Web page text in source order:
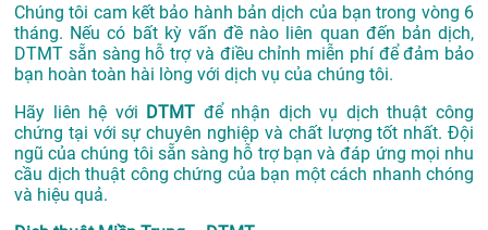
Chúng tôi cam kết bảo hành bản dịch của bạn trong vòng 6
tháng. Nếu có bất kỳ vấn đề nào liên quan đến bản dịch,
DTMT sẵn sàng hỗ trợ và điều chỉnh miễn phí để đảm bảo
bạn hoàn toàn hài lòng với dịch vụ của chúng tôi.
Hãy liên hệ với DTMT để nhận dịch vụ dịch thuật công
chứng tại với sự chuyên nghiệp và chất lượng tốt nhất. Đội
ngũ của chúng tôi sẵn sàng hỗ trợ bạn và đáp ứng mọi nhu
cầu dịch thuật công chứng của bạn một cách nhanh chóng
và hiệu quả.